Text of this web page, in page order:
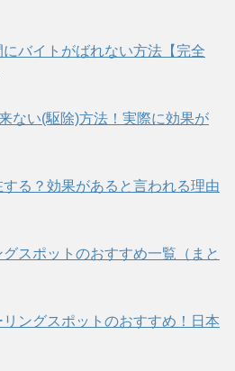
バイトがばれない方法【完全
ない(駆除)方法！実際に効果が
る？効果があると言われる理由
スポットのおすすめ一覧（まと
リングスポットのおすすめ！日本